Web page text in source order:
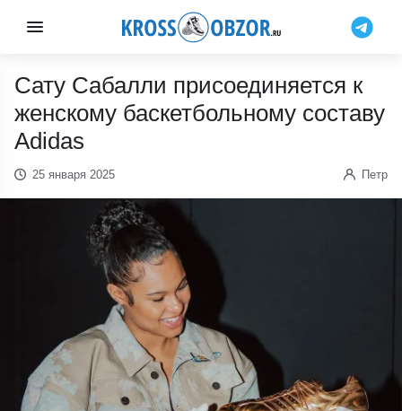
Сату Сабалли присоединяется к
женскому баскетбольному составу
Adidas
25 января 2025 Петр